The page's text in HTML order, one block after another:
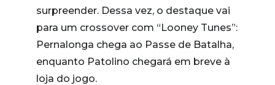
surpreender. Dessa vez, o destaque vai
para um crossover com “Looney Tunes”:
Pernalonga chega ao Passe de Batalha,
enquanto Patolino chegará em breve à
loja do jogo.